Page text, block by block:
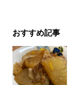
おすすめ記事